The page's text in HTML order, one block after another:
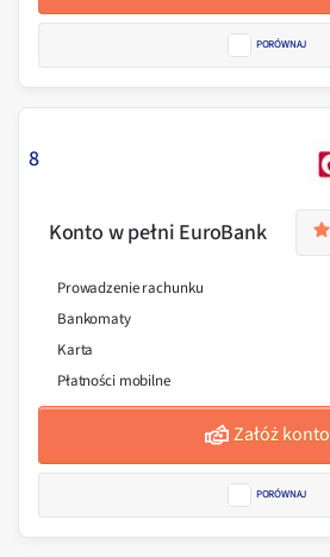
PORÓWNAJ
8
Konto w pełni EuroBank
Prowadzenie rachunku
Bankomaty
Karta
Płatności mobilne
Załóż konto
PORÓWNAJ